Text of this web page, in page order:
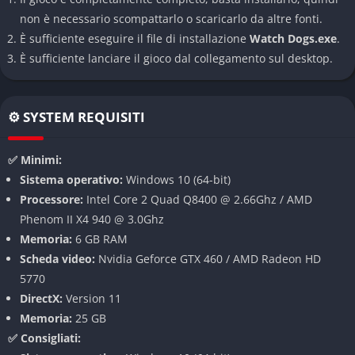
informazioni personali dai passanti, svuotare conti bancari,
manipolare semafori per creare incidenti stradali o chiamare la
polizia su persone innocenti. Questa meccanica offre approcci
creativi sia per il combattimento che per la risoluzione dei
Mondo aperto dettagliato
Chicago è ricreata con attenzione meticolosa, offrendo scorci
urbani suggestivi e un’atmosfera che alterna momenti di quiete
a situazioni ad alta tensione. La città vive di vita propria, con
NPC che seguono routine quotidiane e reagiscono alle tue
azioni, creando un ecosistema dinamico e credibile.
Modalità di gioco
Watch Dogs offre un’esperienza principalmente single-player
con una campagna principale ricca di missioni narrative, ma
non è necessario scompattarlo o scaricarlo da altre fonti.
È sufficiente eseguire il file di installazione Watch Dogs.exe.
È sufficiente lanciare il gioco dal collegamento sul desktop.
⚙️ SYSTEM REQUISITI
✅ Minimi:
Sistema operativo: Windows 10 (64-bit)
Processore: Intel Core 2 Quad Q8400 @ 2.66Ghz / AMD
Phenom II X4 940 @ 3.0Ghz
Memoria: 6 GB RAM
Scheda video: Nvidia Geforce GTX 460 / AMD Radeon HD
5770
DirectX: Version 11
Memoria: 25 GB
✅ Consigliati: